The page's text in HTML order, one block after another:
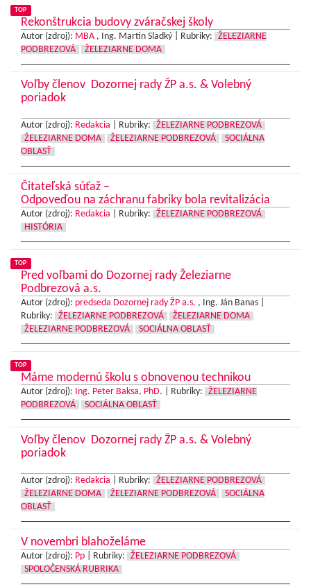
TOP
Rekonštrukcia budovy zváračskej školy
Autor (zdroj): MBA , Ing. Martin Sladký | Rubriky:
ŽELEZIARNE
PODBREZOVÁ
ŽELEZIARNE DOMA
Voľby členov Dozornej rady ŽP a.s. & Volebný
poriadok
Autor (zdroj): Redakcia Rubriky:
ŽELEZIARNE PODBREZOVÁ
ŽELEZIARNE DOMA
ŽELEZIARNE PODBREZOVÁ
SOCIÁLNA
OBLASŤ
Čitateľská súťaž –
Odpoveďou na záchranu fabriky bola revitalizácia
Autor (zdroj): Redakcia Rubriky:
ŽELEZIARNE PODBREZOVÁ
HISTÓRIA
TOP
Pred voľbami do Dozornej rady Železiarne
Podbrezová a.s.
Autor (zdroj): predseda Dozornej rady ŽP a.s. , Ing. Ján Banas |
Rubriky:
ŽELEZIARNE PODBREZOVÁ
ŽELEZIARNE DOMA
ŽELEZIARNE PODBREZOVÁ
SOCIÁLNA OBLASŤ
TOP
Máme modernú školu s obnovenou technikou
Autor (zdroj): Ing. Peter Baksa, PhD. Rubriky:
ŽELEZIARNE
PODBREZOVÁ
SOCIÁLNA OBLASŤ
Voľby členov Dozornej rady ŽP a.s. & Volebný
poriadok
Autor (zdroj): Redakcia Rubriky:
ŽELEZIARNE PODBREZOVÁ
ŽELEZIARNE DOMA
ŽELEZIARNE PODBREZOVÁ
SOCIÁLNA
OBLASŤ
V novembri blahoželáme
Autor (zdroj): Pp Rubriky:
ŽELEZIARNE PODBREZOVÁ
SPOLOČENSKÁ RUBRIKA